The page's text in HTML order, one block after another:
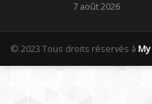
7 août 2026
© 2023 Tous droits réservés à